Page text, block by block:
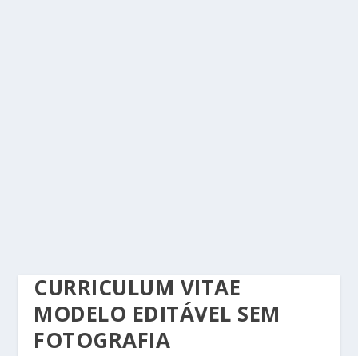
CURRICULUM VITAE
MODELO EDITÁVEL SEM
FOTOGRAFIA